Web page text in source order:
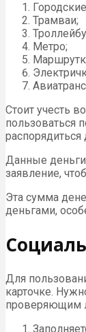
Трамваи;
Метро;
Стоит учесть
пользоваться
Данные деньги
заявление,
Эта сумма
деньгами,
Для
карточке.
проверяющим